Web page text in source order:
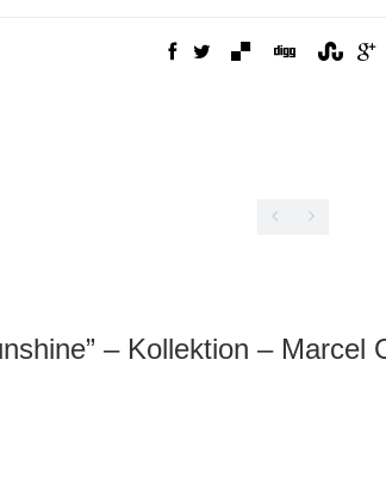
– Kollektion – Marcel